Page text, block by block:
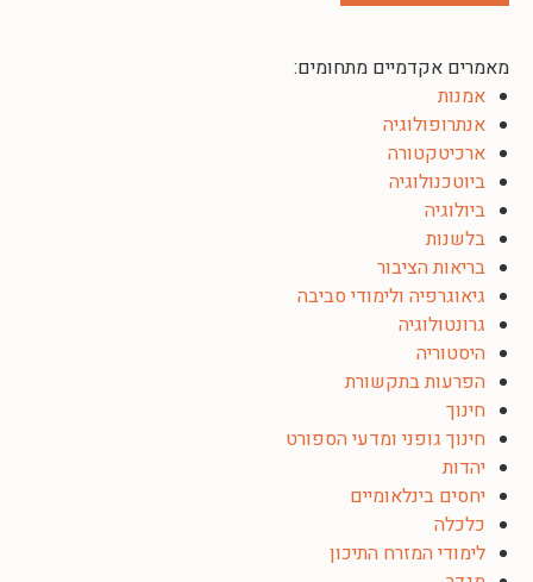
מאמרים אקדמיים מתחומים:
אמנות
אנתרופולוגיה
ארכיטקטורה
ביוטכנולוגיה
ביולוגיה
בלשנות
בריאות הציבור
גיאוגרפיה ולימודי סביבה
גרונטולוגיה
היסטוריה
הפרעות בתקשורת
חינוך
חינוך גופני ומדעי הספורט
יהדות
יחסים בינלאומיים
כלכלה
לימודי המזרח התיכון